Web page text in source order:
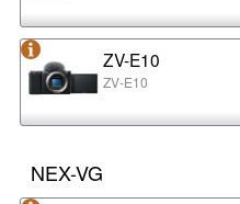
ZV-E10
ZV-E10
NEX-VG